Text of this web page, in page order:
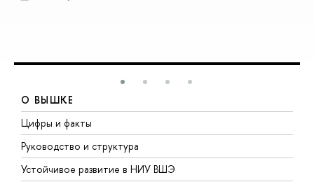
О ВЫШКЕ
Цифры и факты
Руководство и структура
Устойчивое развитие в НИУ ВШЭ